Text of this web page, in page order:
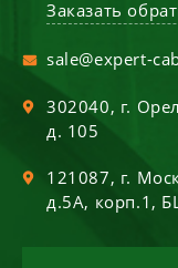
Заказать
sale@expert-
302040, г. Орел
д. 105
121087, г.
д.5А, корп.1,